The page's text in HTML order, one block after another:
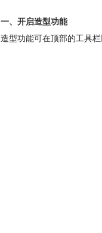
一、开启造型功能
造型功能可在顶部的工具